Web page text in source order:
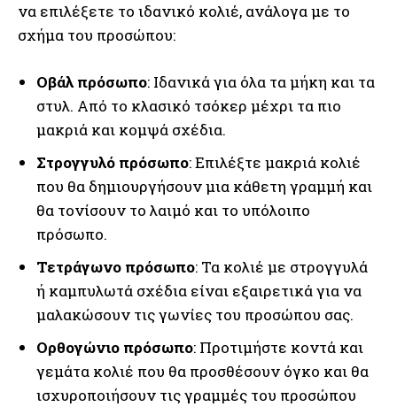
να επιλέξετε το ιδανικό κολιέ, ανάλογα με το
σχήμα του προσώπου:
Οβάλ πρόσωπο: Ιδανικά για όλα τα μήκη και τα
στυλ. Από το κλασικό τσόκερ μέχρι τα πιο
μακριά και κομψά σχέδια.
Στρογγυλό πρόσωπο: Επιλέξτε μακριά κολιέ
που θα δημιουργήσουν μια κάθετη γραμμή και
θα τονίσουν το λαιμό και το υπόλοιπο
πρόσωπο.
Τετράγωνο πρόσωπο: Τα κολιέ με στρογγυλά
ή καμπυλωτά σχέδια είναι εξαιρετικά για να
μαλακώσουν τις γωνίες του προσώπου σας.
Ορθογώνιο πρόσωπο: Προτιμήστε κοντά και
γεμάτα κολιέ που θα προσθέσουν όγκο και θα
ισχυροποιήσουν τις γραμμές του προσώπου